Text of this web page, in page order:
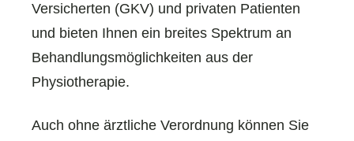
Versicherten (GKV) und privaten Patienten
und bieten Ihnen ein breites Spektrum an
Behandlungsmöglichkeiten aus der
Physiotherapie.
Auch ohne ärztliche Verordnung können Sie